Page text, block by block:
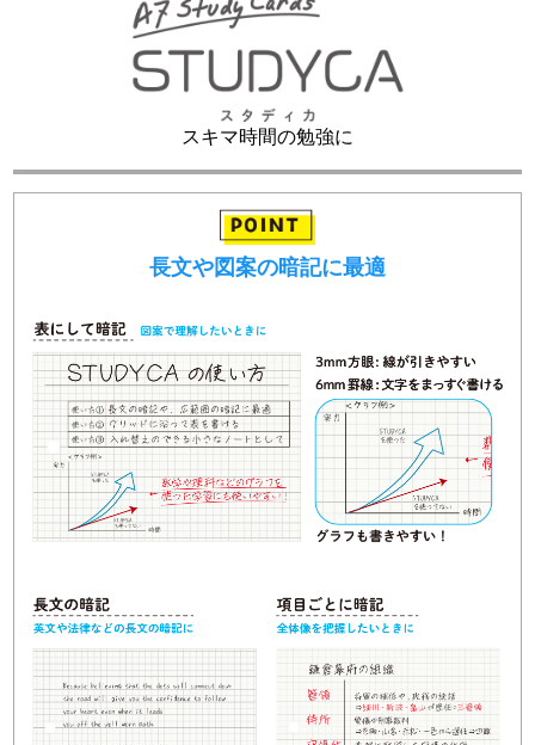
スキマ時間の勉強に
長文や図案の暗記に最適